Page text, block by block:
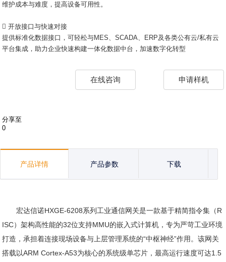
维护成本与难度，提高设备可用性。
 开放接口与快速对接
提供标准化数据接口，可轻松与MES、SCADA、ERP及各类公有云/私有云
平台集成，助力企业快速构建一体化数据中台，加速数字化转型
在线咨询 申请样机
分享至
0
产品详情 产品参数 下载
宏达信诺HXGE-6208系列工业通信网关是一款基于精简指令集（R
ISC）架构高性能的32位支持MMU的嵌入式计算机 ，专为严苛工业环境
打造，承担着连接现场设备与上层管理系统的“中枢神经”作用。该网关
搭载以ARM Cortex-A53为核心的系统级单芯片 ，最高运行速度可达1.5